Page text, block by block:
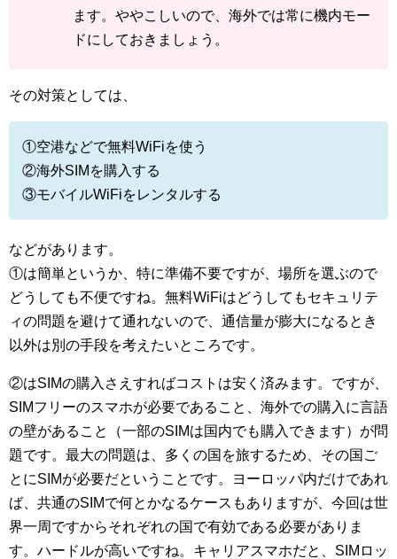
ます。ややこしいので、海外では常に機内モー
ドにしておきましょう。
その対策としては、
①空港などで無料WiFiを使う
②海外SIMを購入する
③モバイルWiFiをレンタルする
などがあります。
①は簡単というか、特に準備不要ですが、場所を選ぶので
どうしても不便ですね。無料WiFiはどうしてもセキュリテ
ィの問題を避けて通れないので、通信量が膨大になるとき
以外は別の手段を考えたいところです。
②はSIMの購入さえすればコストは安く済みます。ですが、
SIMフリーのスマホが必要であること、海外での購入に言語
の壁があること（一部のSIMは国内でも購入できます）が問
題です。最大の問題は、多くの国を旅するため、その国ご
とにSIMが必要だということです。ヨーロッパ内だけであれ
ば、共通のSIMで何とかなるケースもありますが、今回は世
界一周ですからそれぞれの国で有効である必要がありま
す。ハードルが高いですね。キャリアスマホだと、SIMロッ